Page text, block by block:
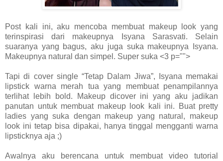
Post kali ini, aku mencoba membuat makeup look yang
terinspirasi dari makeupnya Isyana Sarasvati. Selain
suaranya yang bagus, aku juga suka makeupnya Isyana.
Makeupnya natural dan simpel. Super suka <3 p="">
Tapi di cover single “Tetap Dalam Jiwa”, Isyana memakai
lipstick warna merah tua yang membuat penampilannya
terlihat lebih bold. Makeup dicover ini yang aku jadikan
panutan untuk membuat makeup look kali ini. Buat pretty
ladies yang suka dengan makeup yang natural, makeup
look ini tetap bisa dipakai, hanya tinggal mengganti warna
lipsticknya aja ;)
Awalnya aku berencana untuk membuat video tutorial